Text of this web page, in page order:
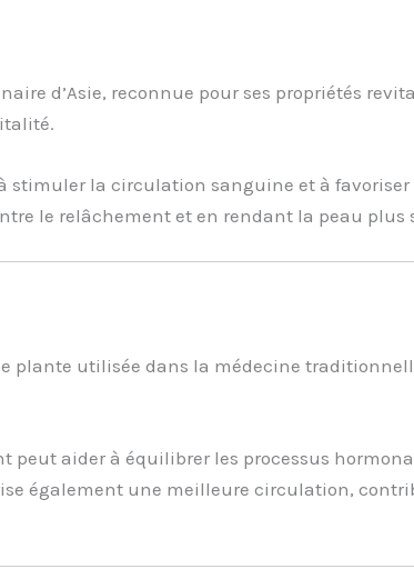
d’Asie, reconnue pour ses propriétés
stimuler la circulation sanguine et à
le relâchement et en rendant la peau plus
plante utilisée dans la médecine
peut aider à équilibrer les processus
également une meilleure circulation,